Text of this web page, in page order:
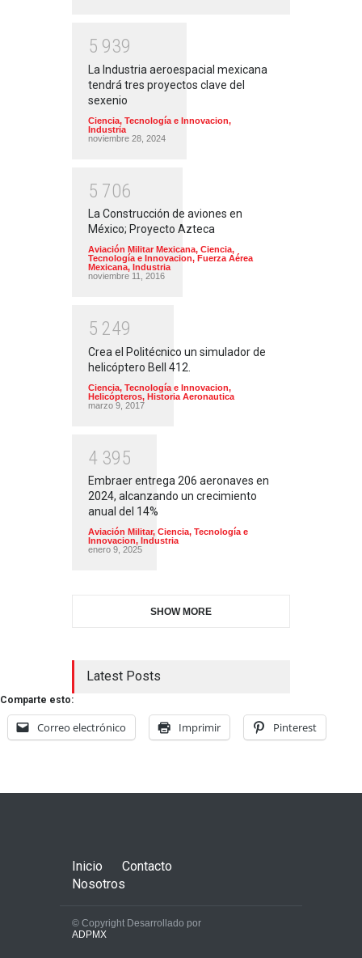
5 939
La Industria aeroespacial mexicana
tendrá tres proyectos clave del
sexenio
Ciencia, Tecnología e Innovacion,
Industria
noviembre 28, 2024
5 706
La Construcción de aviones en
México; Proyecto Azteca
Aviación Militar Mexicana, Ciencia,
Tecnología e Innovacion, Fuerza Aérea
Mexicana, Industria
noviembre 11, 2016
5 249
Crea el Politécnico un simulador de
helicóptero Bell 412.
Ciencia, Tecnología e Innovacion,
Helicópteros, Historia Aeronautica
marzo 9, 2017
4 395
Embraer entrega 206 aeronaves en
2024, alcanzando un crecimiento
anual del 14%
Aviación Militar, Ciencia, Tecnología e
Innovacion, Industria
enero 9, 2025
SHOW MORE
Latest Posts
Comparte esto:
Correo electrónico Imprimir Pinterest
Inicio
Contacto
Nosotros
© Copyright Desarrollado por
ADPMX